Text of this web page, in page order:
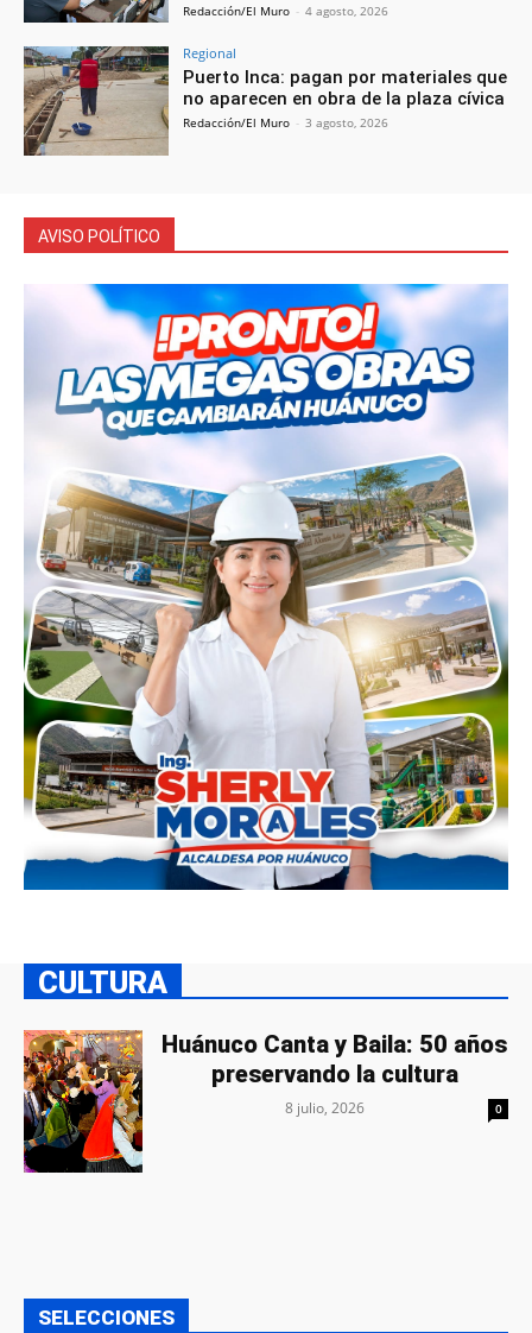
Redacción/El Muro - 4 agosto, 2026
Regional
Puerto Inca: pagan por materiales que
no aparecen en obra de la plaza cívica
Redacción/El Muro - 3 agosto, 2026
AVISO POLÍTICO
CULTURA
Huánuco Canta y Baila: 50 años
preservando la cultura
8 julio, 2026 0
SELECCIONES